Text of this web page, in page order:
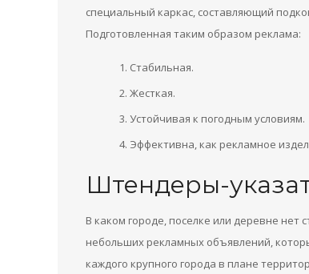
специальный каркас, составляющий
Подготовленная таким образом реклама:
Стабильная.
Жесткая.
Устойчивая к погодным условиям.
Эффективна, как рекламное
Штендеры-
В каком городе, поселке или деревне нет
небольших рекламных объявлений,
каждого крупного города в плане